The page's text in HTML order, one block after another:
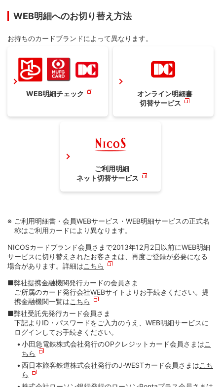
WEB明細へのお切り替え方法
お持ちのカードブランドによって異なります。
WEB明細チェック
オンライン明細書
切替サービス
ご利用明細
ネット切替サービス
ご利用明細書・会員WEBサービス・WEB明細サービスの正式名
称はご利用カードにより異なります。
NICOSカードブランド会員さまで2013年12月2日以前にWEB明細
サービスに切り替えされたお客さまは、再度ご登録が必要になる
場合があります。詳細はこちら
■弊社提携金融機関発行カードの会員さま
ご所属のカード発行会社WEBサイトよりお手続きください。提
携金融機関一覧はこちら
■弊社受託先発行カード会員さま
下記よりID・パスワードをご入力のうえ、WEB明細サービスに
ログインしてお手続きください。
小田急電鉄株式会社発行のOPクレジットカード会員さまはこ
ちら
西日本旅客鉄道株式会社発行のJ-WESTカード会員さまはこち
ら